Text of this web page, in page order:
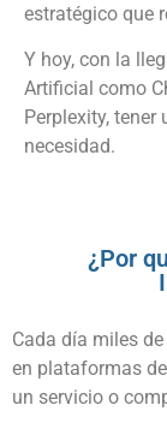
estratégico que
Y hoy, con la
Artificial como
Perplexity,
necesidad.
¿Por
Cada día miles
en plataformas
un servicio o